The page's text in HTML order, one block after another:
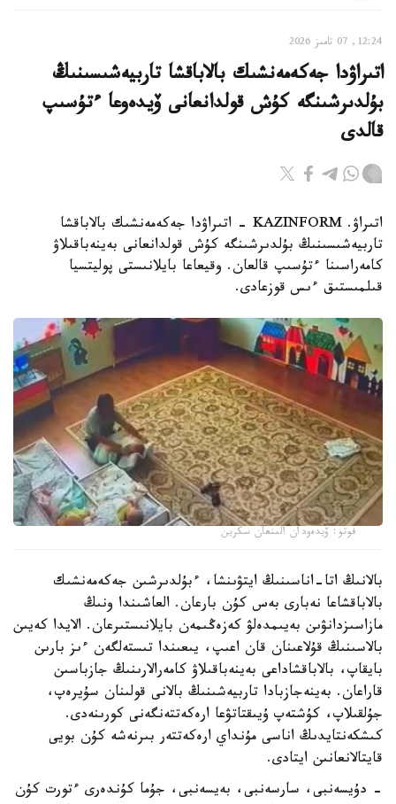
12:24, 07 تامىز 2026
اتىراۋدا جەكەمەنشىك بالاباقشا تاربيەشىسىنىڭ
بۇلدىرشىنگە كۇش قولدانعانى ۆيدەوعا ءتۇسىپ
قالدى
اتىراۋ. KAZINFORM - اتىراۋدا جەكەمەنشىك بالاباقشا
تاربيەشىسىنىڭ بۇلدىرشىنگە كۇش قولدانعانى بەينەباقىلاۋ
كامەراسىنا ءتۇسىپ قالعان. وقيعاعا بايلانىستى پوليتسيا
قىلمىستىق ءىس قوزعادى.
فوتو: ۆيدەودان الىنعان سكرين
بالانىڭ اتا-اناسىنىڭ ايتۋىنشا، ءبۇلدىرشىن جەكەمەنشىك
بالاباقشاعا نەبارى بەس كۇن بارعان. العاشىندا ونىڭ
مازاسىزدانۋىن بەيىمدەلۋ كەزەڭىمەن بايلانىستىرعان. الايدا كەيىن
بالاسىنىڭ قۇلاعىنان قان اعىپ، يىعىندا تىستەلگەن ءىز بارىن
بايقاپ، بالاباقشاداعى بەينەباقىلاۋ كامەرالارىنىڭ جازباسىن
قاراعان. بەينەجازبادا تاربيەشىنىڭ بالانى قولىنان سۇيرەپ،
جۇلقىلاپ، كۇشتەپ ۇيىقتاتۋعا ارەكەتتەنگەنى كورىنەدى.
كىشكەنتايدىڭ اناسى مۇنداي ارەكەتتەر بىرنەشە كۇن بويى
قايتالانعانىن ايتادى.
- دۇيسەنبى، سارسەنبى، بەيسەنبى، جۇما كۇندەرى ءتورت كۇن